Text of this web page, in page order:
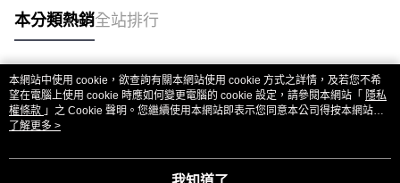
本分類熱銷全站排行
熱門標籤
本網站中使用 cookie，欲查詢有關本網站使用 cookie 方式之詳情，及若您不希
望在電腦上使用 cookie 時應如何變更電腦的 cookie 設定，請參閱本網站「 隱私
權條款 」之 Cookie 聲明。您繼續使用本網站即表示您同意本公司得按本網站使
用條款之 Cookie 聲明使用 cookie。
了解更多 >